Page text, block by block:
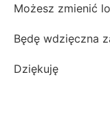
Możesz zmienić
Będę wdzięczna
Dziękuję